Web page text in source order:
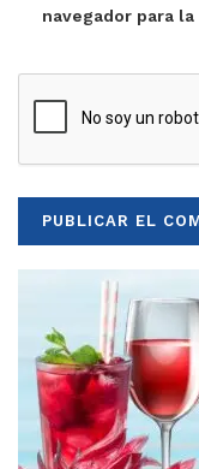
navegador para